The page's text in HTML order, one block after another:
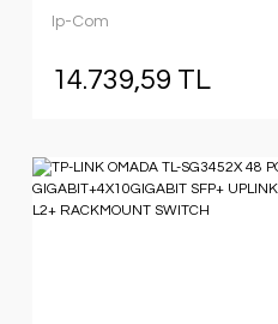
RACKMOUNT SWITCH
Ip-Com
14.739,59 TL